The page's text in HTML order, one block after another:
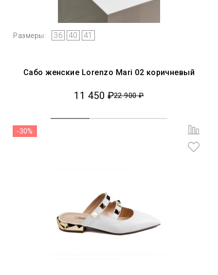
Размеры: 36 40 41
Сабо женские Lorenzo Mari 02 коричневый
11 450 ₽22 900 ₽
-30%